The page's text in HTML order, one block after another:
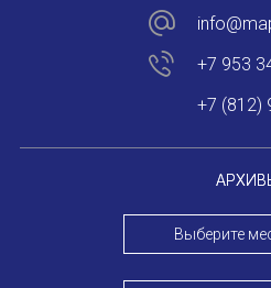
НОВОСТИ
КОНГРЕССЫ
XIII КОНГРЕСС
XV КОНГРЕСС
Выберите
+7 953
+7 (812)